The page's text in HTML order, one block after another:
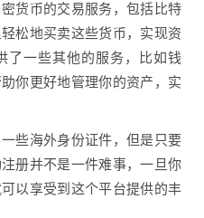
货币的交易服务，包括比特
松地买卖这些货币，实现资
了一些其他的服务，比如钱
你更好地管理你的资产，实
些海外身份证件，但是只要
册并不是一件难事，一旦你
以享受到这个平台提供的丰